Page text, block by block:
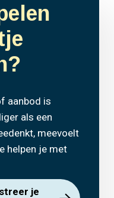
aanbod is
als een
meevoelt
helpen je met
je